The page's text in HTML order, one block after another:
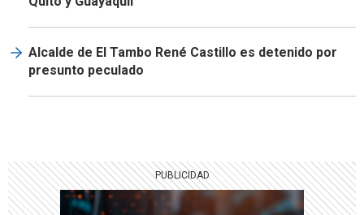
Alcalde de El Tambo René Castillo es detenido por
presunto peculado